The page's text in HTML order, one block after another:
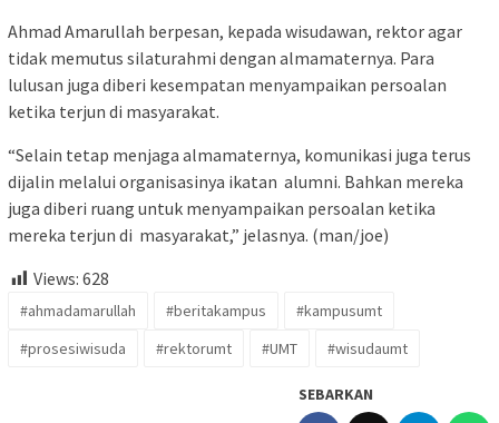
Ahmad Amarullah berpesan, kepada wisudawan, rektor agar
tidak memutus silaturahmi dengan almamaternya. Para
lulusan juga diberi kesempatan menyampaikan persoalan
ketika terjun di masyarakat.
“Selain tetap menjaga almamaternya, komunikasi juga terus
dijalin melalui organisasinya ikatan alumni. Bahkan mereka
juga diberi ruang untuk menyampaikan persoalan ketika
mereka terjun di masyarakat,” jelasnya. (man/joe)
Views: 628
#ahmadamarullah #beritakampus
#kampusumt
#prosesiwisuda
#rektorumt #UMT #wisudaumt
SEBARKAN